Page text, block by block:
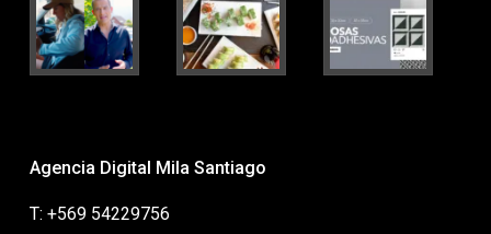
Agencia Digital Mila Santiago
T: +569 54229756